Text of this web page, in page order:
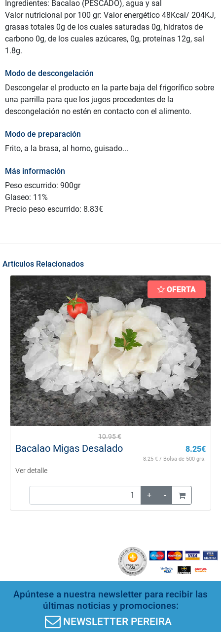
Ingredientes: Bacalao (PESCADO), agua y sal
Valor nutricional por 100 gr: Valor energético 48Kcal/ 204KJ,
grasas totales 0g de los cuales saturadas 0g, hidratos de
carbono 0g, de los cuales azúcares, 0g, proteínas 12g, sal
1.8g.
Modo de descongelación
Descongelar el producto en la parte baja del frigorífico sobre
una parrilla para que los jugos procedentes de la
descongelación no estén en contacto con el alimento.
Modo de preparación
Frito, a la brasa, al horno, guisado...
Más información
Peso escurrido: 900gr
Glaseo: 11%
Precio peso escurrido: 8.83€
Artículos Relacionados
OFERTA
10.95€
Bacalao Migas Desalado 8.25€
8.25 € / Bolsa de 500 grs.
Ver detalle
+ -
Apúntese a nuestra newsletter para recibir las
últimas noticias y promociones:
NEWSLETTER PEREIRA